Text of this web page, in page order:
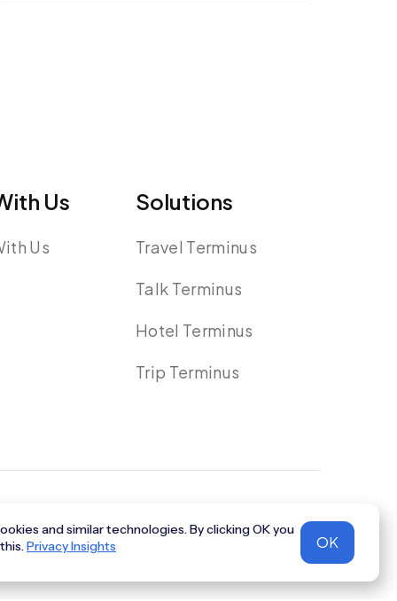
and similar technologies. By clicking OK you
Privacy Insights OK
Us
Us
Solutions
Travel Terminus
Talk Terminus
Hotel Terminus
Trip Terminus